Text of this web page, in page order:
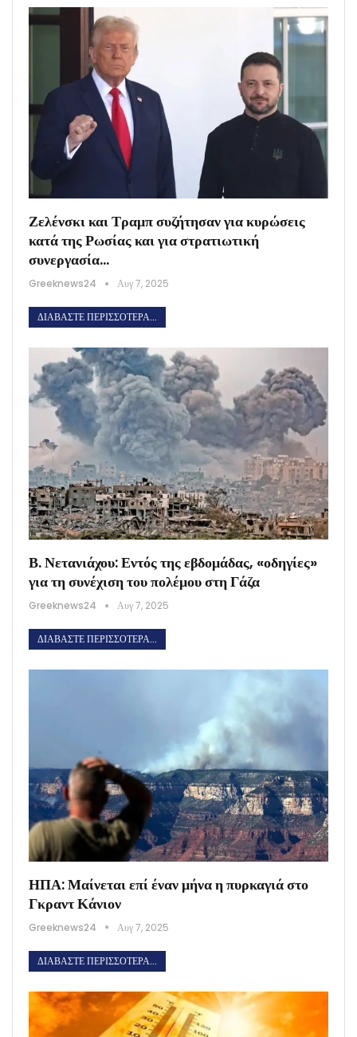
Ζελένσκι και Τραμπ συζήτησαν για κυρώσεις
κατά της Ρωσίας και για στρατιωτική
συνεργασία…
Greeknews24 Αυγ 7, 2025
ΔΙΑΒΆΣΤΕ ΠΕΡΙΣΣΌΤΕΡΑ...
Β. Νετανιάχου: Εντός της εβδομάδας, «οδηγίες»
για τη συνέχιση του πολέμου στη Γάζα
Greeknews24 Αυγ 7, 2025
ΔΙΑΒΆΣΤΕ ΠΕΡΙΣΣΌΤΕΡΑ...
ΗΠΑ: Μαίνεται επί έναν μήνα η πυρκαγιά στο
Γκραντ Κάνιον
Greeknews24 Αυγ 7, 2025
ΔΙΑΒΆΣΤΕ ΠΕΡΙΣΣΌΤΕΡΑ...